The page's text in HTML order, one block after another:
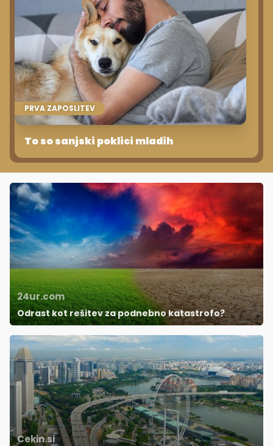
PRVA ZAPOSLITEV
To so sanjski poklici mladih
24ur.com
Odrast kot rešitev za podnebno katastrofo?
Cekin.si